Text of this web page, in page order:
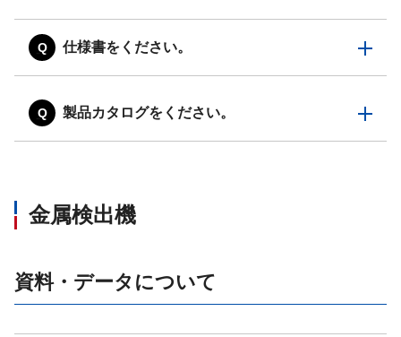
仕様書をください。
製品カタログをください。
金属検出機
資料・データについて